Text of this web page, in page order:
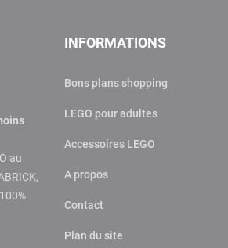
au
INFORMATIONS
Bons plans shopping
LEGO pour adultes
Accessoires LEGO
A propos
Contact
Plan du site